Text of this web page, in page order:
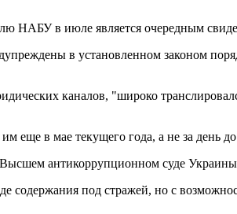
НАБУ в июле является очередным
в установленном законом
каналов, "широко
еще в мае текущего года, а не за день
Высшем антикоррупционном суде
содержания под стражей, но с